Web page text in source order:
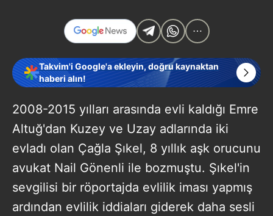
Takvim'i Google'a ekleyin, doğru kaynaktan
haberi alın!
2008-2015 yılları arasında evli kaldığı Emre
Altuğ'dan Kuzey ve Uzay adlarında iki
evladı olan Çağla Şıkel, 8 yıllık aşk orucunu
avukat Nail Gönenli ile bozmuştu. Şıkel'in
sevgilisi bir röportajda evlilik iması yapmış
ardından evlilik iddiaları giderek daha sesli